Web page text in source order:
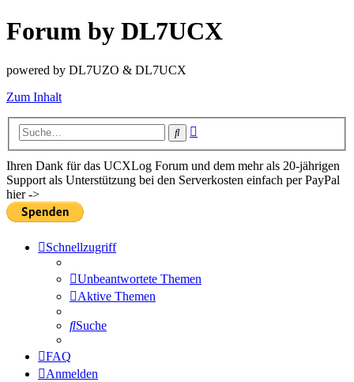
Forum by DL7UCX
powered by DL7UZO & DL7UCX
Zum Inhalt
Suche
Ihren Dank für das UCXLog Forum und dem mehr als 20-jährigen
Support als Unterstützung bei den Serverkosten einfach per PayPal
hier ->
Schnellzugriff
Unbeantwortete Themen
Aktive Themen
Suche
FAQ
Anmelden